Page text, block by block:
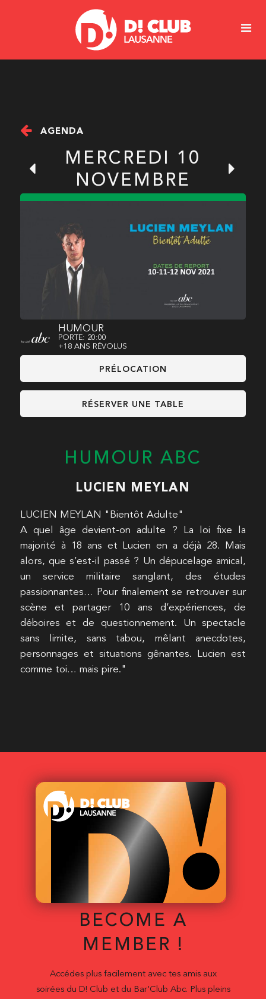
AGENDA
MERCREDI 10
NOVEMBRE
HUMOUR
PORTE: 20:00
+18 ANS RÉVOLUS
PRÉLOCATION
RÉSERVER UNE TABLE
HUMOUR ABC
LUCIEN MEYLAN
LUCIEN MEYLAN "Bientôt Adulte"
A quel âge devient-on adulte ? La loi fixe la
majorité à 18 ans et Lucien en a déjà 28. Mais
alors, que s’est-il passé ? Un dépucelage amical,
un service militaire sanglant, des études
passionnantes… Pour finalement se retrouver sur
scène et partager 10 ans d’expériences, de
déboires et de questionnement. Un spectacle
sans limite, sans tabou, mêlant anecdotes,
personnages et situations gênantes. Lucien est
comme toi… mais pire."
BECOME A
MEMBER !
Accédes plus facilement avec tes amis aux
soirées du D! Club et du Bar'Club Abc. Plus pleins